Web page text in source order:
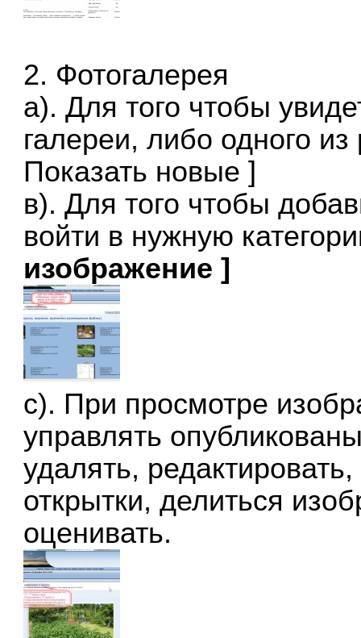
2. Фотогалерея
а). Для того чтобы
галереи, либо одного
Показать новые ]
в). Для того чтобы
войти в нужную
изображение ]
с). При просмотре
управлять
удалять,
открытки, делиться
оценивать.